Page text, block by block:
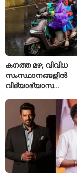
കനത്ത മഴ; വിവിധ
സംസ്ഥാനങ്ങളിൽ
വിദ്യാഭ്യാസ
പ്രഖ്യാപിച്ചു